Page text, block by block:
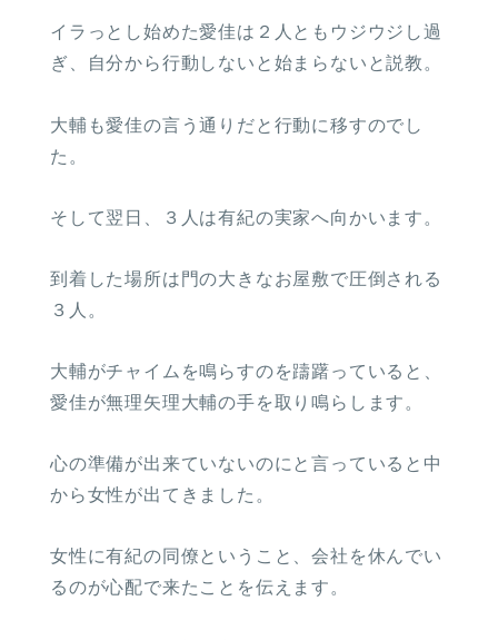
イラっとし始めた愛佳は２人ともウジウジし過
ぎ、自分から行動しないと始まらないと説教。
大輔も愛佳の言う通りだと行動に移すのでし
た。
そして翌日、３人は有紀の実家へ向かいます。
到着した場所は門の大きなお屋敷で圧倒される
３人。
大輔がチャイムを鳴らすのを躊躇っていると、
愛佳が無理矢理大輔の手を取り鳴らします。
心の準備が出来ていないのにと言っていると中
から女性が出てきました。
女性に有紀の同僚ということ、会社を休んでい
るのが心配で来たことを伝えます。